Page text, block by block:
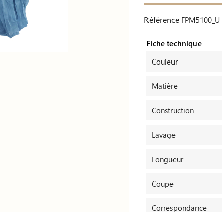
Référence FPM5100_U
Fiche technique
Couleur
Matière
Construction
Lavage
Longueur
Coupe
Correspondance